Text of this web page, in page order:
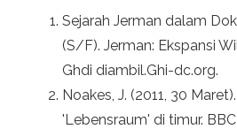
Sejarah Jerman dalam
(S/F). Jerman: Ekspansi
Ghdi diambil.Ghi-dc.org.
Noakes, J. (2011, 30
'Lebensraum' di timur. BBC